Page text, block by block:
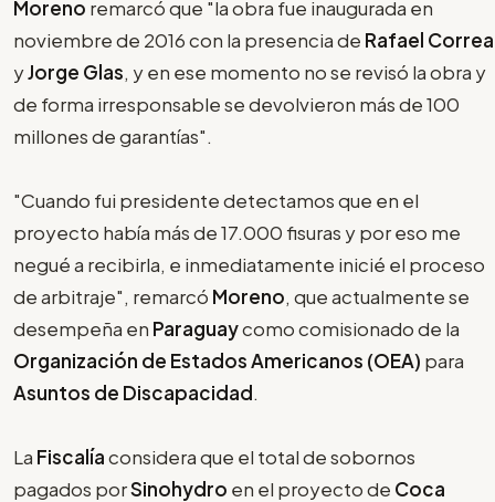
Moreno remarcó que "la obra fue inaugurada en
noviembre de 2016 con la presencia de Rafael Correa
yJorge Glas, y en ese momento no se revisó la obra y
de forma irresponsable se devolvieron más de 100
millones de garantías".
"Cuando fui presidente detectamos que en el
proyecto había más de 17.000 fisuras y por eso me
negué a recibirla, e inmediatamente inicié el proceso
de arbitraje", remarcó Moreno, que actualmente se
desempeña en Paraguaycomo comisionado de la
Organización de Estados Americanos (OEA) para
Asuntos de Discapacidad.
La Fiscalíaconsidera que el total de sobornos
pagados porSinohydro en el proyecto de Coca